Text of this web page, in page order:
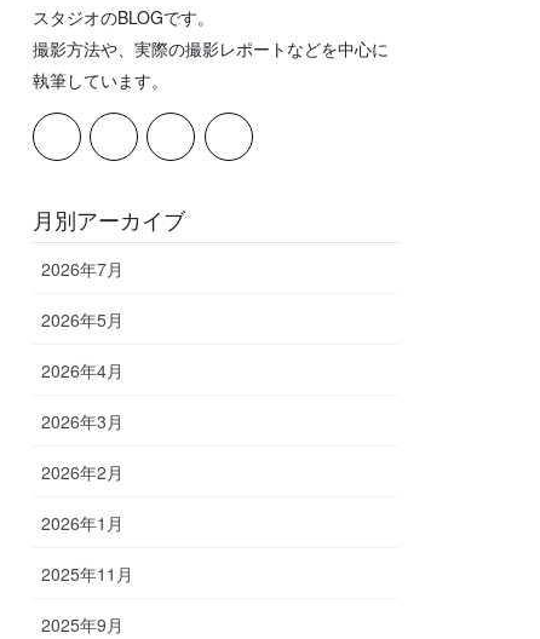
スタジオのBLOGです。
撮影方法や、実際の撮影レポートなどを中心に
執筆しています。
月別アーカイブ
2026年7月
2026年5月
2026年4月
2026年3月
2026年2月
2026年1月
2025年11月
2025年9月